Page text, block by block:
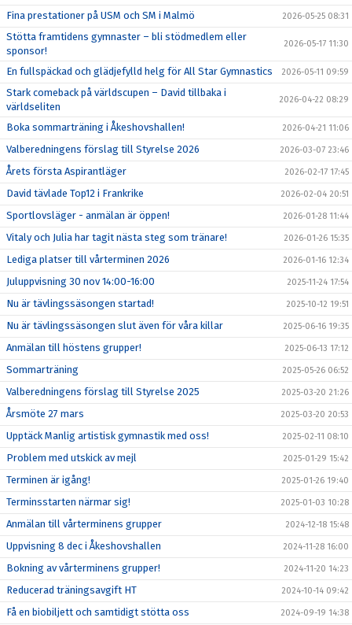
Fina prestationer på USM och SM i Malmö 2026-05-25 08:31
Stötta framtidens gymnaster – bli stödmedlem eller
sponsor!
2026-05-17 11:30
En fullspäckad och glädjefylld helg för All Star Gymnastics 2026-05-11 09:59
Stark comeback på världscupen – David tillbaka i
världseliten
2026-04-22 08:29
Boka sommarträning i Åkeshovshallen! 2026-04-21 11:06
Valberedningens förslag till Styrelse 2026 2026-03-07 23:46
Årets första Aspirantläger 2026-02-17 17:45
David tävlade Top12 i Frankrike 2026-02-04 20:51
Sportlovsläger - anmälan är öppen! 2026-01-28 11:44
Vitaly och Julia har tagit nästa steg som tränare! 2026-01-26 15:35
Lediga platser till vårterminen 2026 2026-01-16 12:34
Juluppvisning 30 nov 14:00-16:00 2025-11-24 17:54
Nu är tävlingssäsongen startad! 2025-10-12 19:51
Nu är tävlingssäsongen slut även för våra killar 2025-06-16 19:35
Anmälan till höstens grupper! 2025-06-13 17:12
Sommarträning 2025-05-26 06:52
Valberedningens förslag till Styrelse 2025 2025-03-20 21:26
Årsmöte 27 mars 2025-03-20 20:53
Upptäck Manlig artistisk gymnastik med oss! 2025-02-11 08:10
Problem med utskick av mejl 2025-01-29 15:42
Terminen är igång! 2025-01-26 19:40
Terminsstarten närmar sig! 2025-01-03 10:28
Anmälan till vårterminens grupper 2024-12-18 15:48
Uppvisning 8 dec i Åkeshovshallen 2024-11-28 16:00
Bokning av vårterminens grupper! 2024-11-20 14:23
Reducerad träningsavgift HT 2024-10-14 09:42
Få en biobiljett och samtidigt stötta oss 2024-09-19 14:38